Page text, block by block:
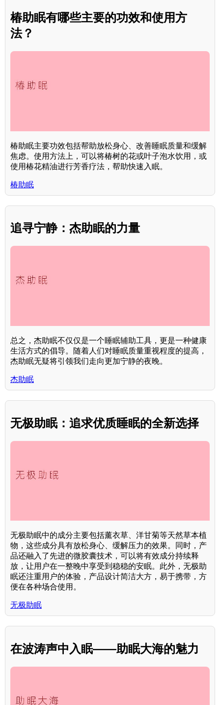
椿助眠有哪些主要的功效和使用方
法？
椿助眠主要功效包括帮助放松身心、改善睡眠质量和缓解
焦虑。使用方法上，可以将椿树的花或叶子泡水饮用，或
使用椿花精油进行芳香疗法，帮助快速入眠。
椿助眠
追寻宁静：杰助眠的力量
总之，杰助眠不仅仅是一个睡眠辅助工具，更是一种健康
生活方式的倡导。随着人们对睡眠质量重视程度的提高，
杰助眠无疑将引领我们走向更加宁静的夜晚。
杰助眠
无极助眠：追求优质睡眠的全新选择
无极助眠中的成分主要包括薰衣草、洋甘菊等天然草本植
物，这些成分具有放松身心、缓解压力的效果。同时，产
品还融入了先进的微胶囊技术，可以将有效成分持续释
放，让用户在一整晚中享受到稳稳的安眠。此外，无极助
眠还注重用户的体验，产品设计简洁大方，易于携带，方
便在各种场合使用。
无极助眠
在波涛声中入眠——助眠大海的魅力